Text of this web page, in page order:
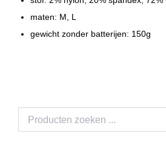
maten: M, L
gewicht zonder batterijen: 150g